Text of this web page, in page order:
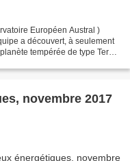
Européen Austral )
a découvert, à seulement
tempérée de type Terre.
novembre 2017